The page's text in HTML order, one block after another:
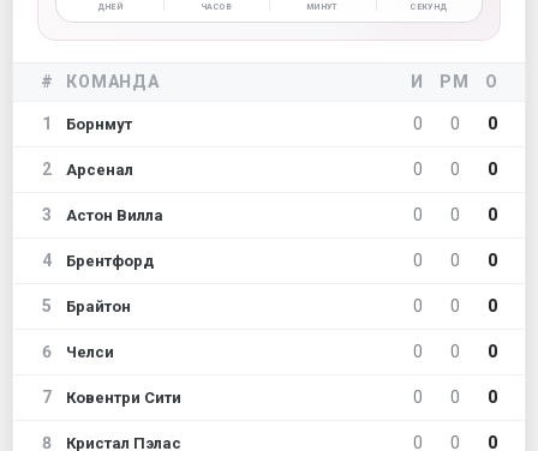
ДНЕЙ ЧАСОВ МИНУТ СЕКУНД
# КОМАНДА И РМ О
1 Борнмут 0 0 0
2 Арсенал 0 0 0
3 Астон Вилла 0 0 0
4 Брентфорд 0 0 0
5 Брайтон 0 0 0
6 Челси 0 0 0
7 Ковентри Сити 0 0 0
8 Кристал Пэлас 0 0 0